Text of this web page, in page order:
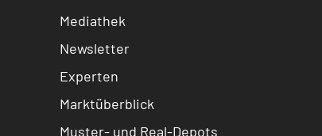
Mediathek
Newsletter
Experten
Marktüberblick
Muster- und Real-Depots